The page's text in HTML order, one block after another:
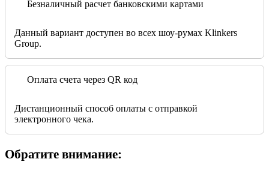
Безналичный расчет банковскими картами
Данный вариант доступен во всех шоу-румах Klinkers
Group.
Оплата счета через QR код
Дистанционный способ оплаты с отправкой
электронного чека.
Обратите внимание: